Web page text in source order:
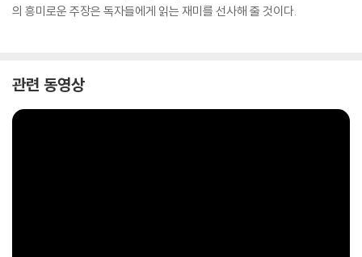
의 흥미로운 주장은 독자들에게 읽는 재미를 선사해 줄 것이다.
관련 동영상